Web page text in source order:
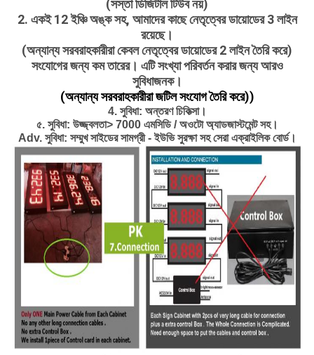
(সস্তা ডিজিটাল টিউব নয়)
2. একই 12 ইঞ্চি অঙ্ক সহ, আমাদের কাছে নেতৃত্বের ডায়োডের 3 লাইন
রয়েছে।
(অন্যান্য সরবরাহকারীরা কেবল নেতৃত্বের ডায়োডের 2 লাইন তৈরি করে)
সংযোগের জন্য কম তারের। এটি সংখ্যা পরিবর্তন করার জন্য আরও
সুবিধাজনক।
(অন্যান্য সরবরাহকারীরা জটিল সংযোগ তৈরি করে))
4. সুবিধা: অন্তরণ চিকিত্সা।
৫. সুবিধা: উজ্জ্বলতা> 7000 এমসিডি / অওটো অ্যাডজাস্টমেন্ট সহ।
Adv. সুবিধা: সম্মুখ সাইডের সামগ্রী - ইউভি সুরক্ষা সহ সেরা এক্রাইলিক বোর্ড।